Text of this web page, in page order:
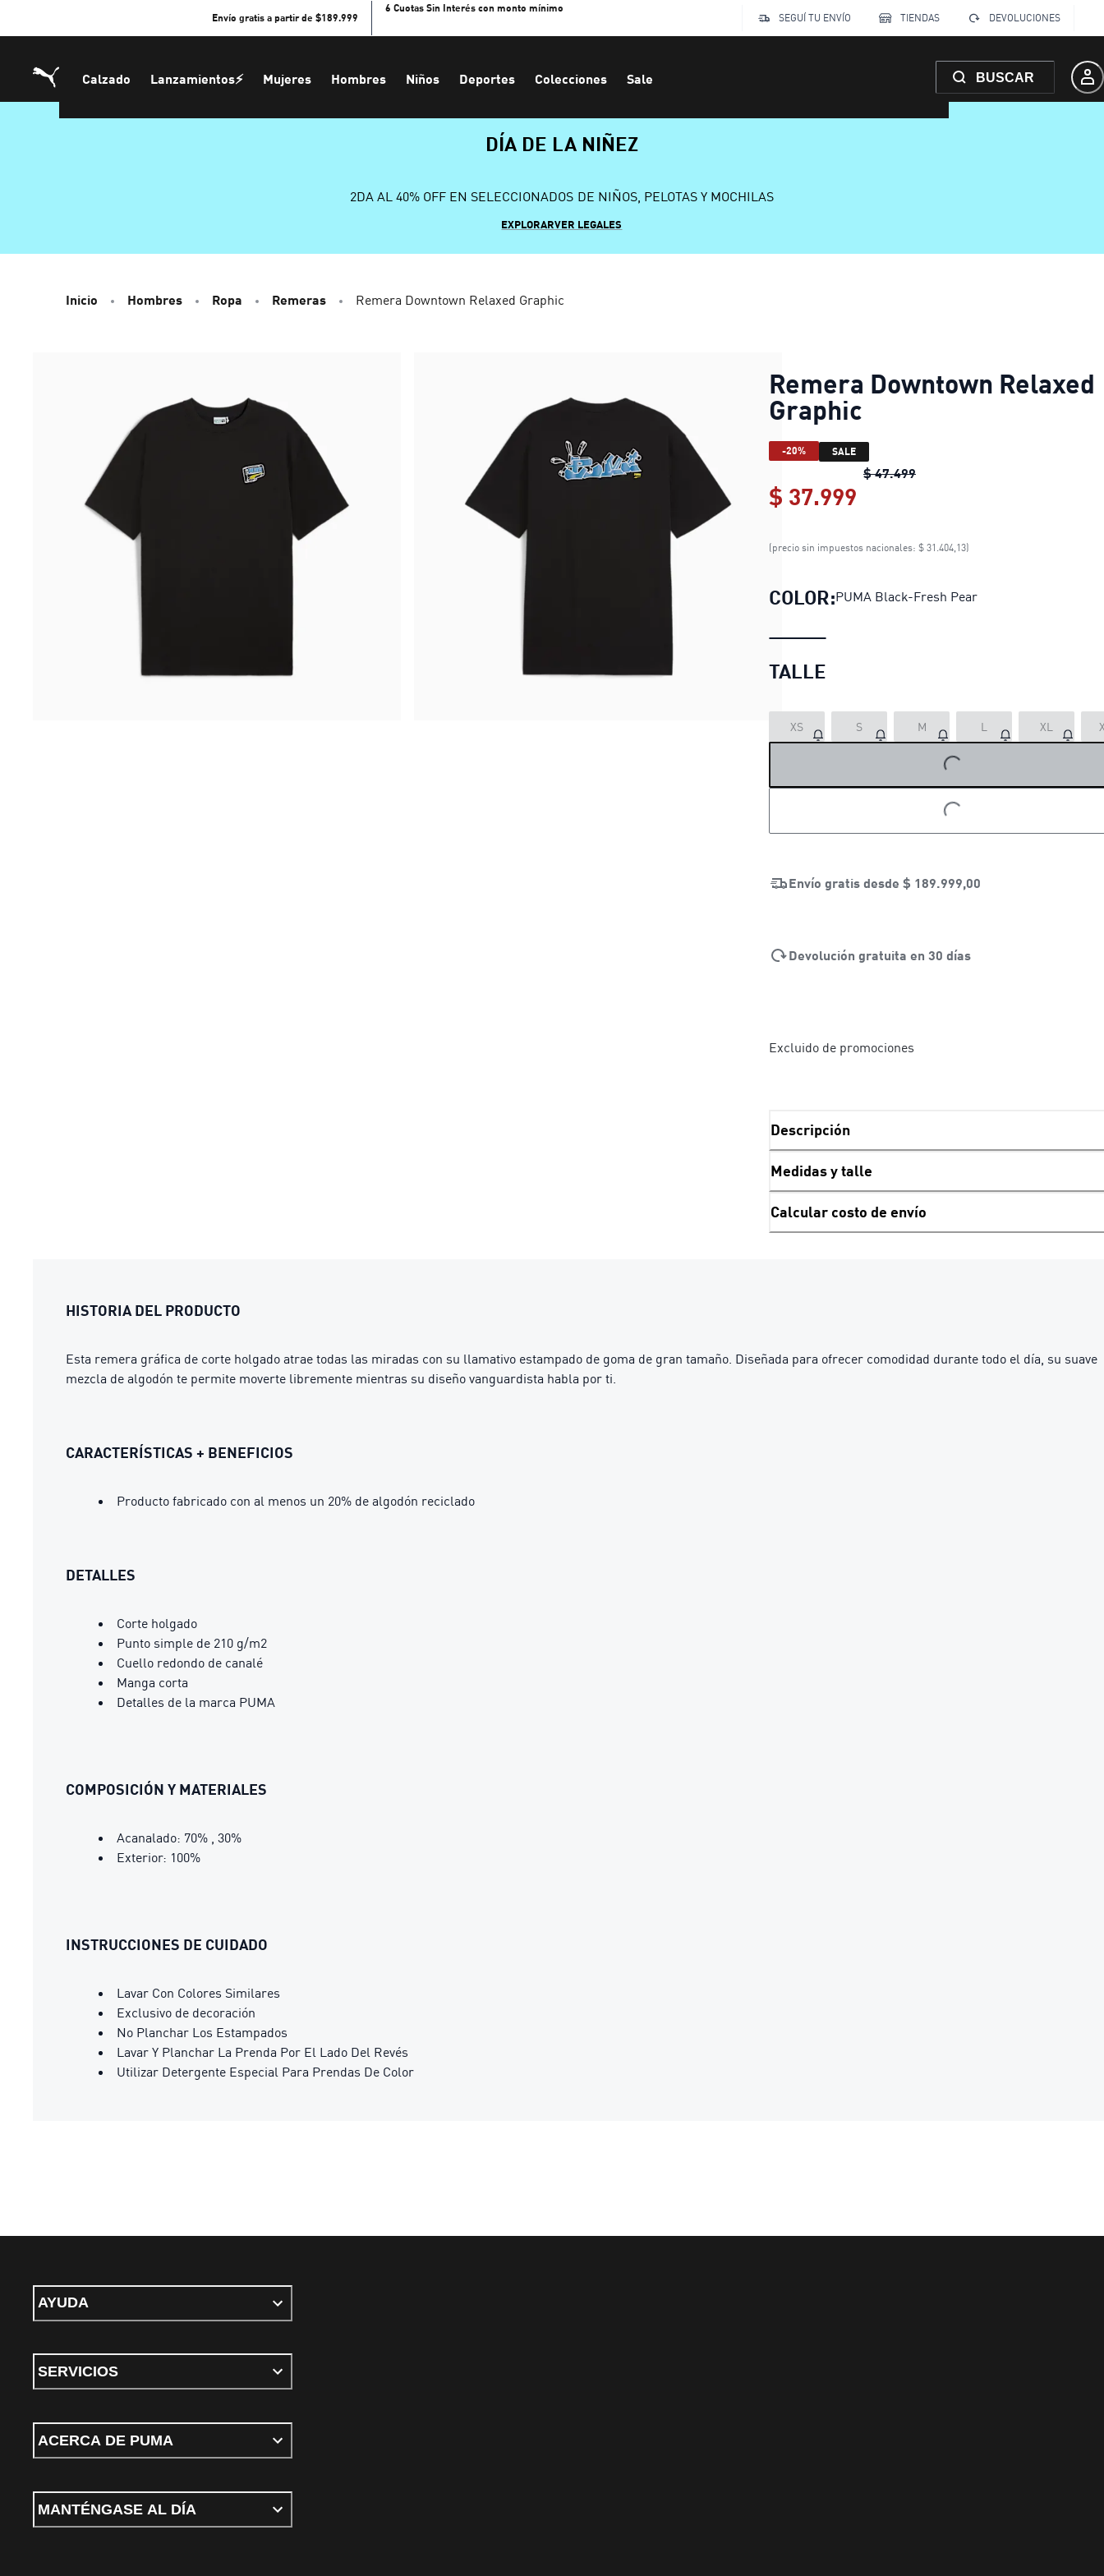
Envío gratis a partir de $189.999
6 Cuotas Sin Interés con monto mínimo
SEGUÍ TU ENVÍO
TIENDAS DEVOLUCIONES
Calzado Lanzamientos⚡ Mujeres Hombres Niños Deportes Colecciones Sale BUSCAR
DÍA DE LA NIÑEZ
2DA AL 40% OFF EN SELECCIONADOS DE NIÑOS, PELOTAS Y MOCHILAS
EXPLORARVER LEGALES
Inicio Hombres Ropa Remeras Remera Downtown Relaxed Graphic
Remera Downtown Relaxed
Graphic
-20% SALE
$ 47.499Remera Downtown Relaxed
$ 37.999
Remera Downtown
(precio sin impuestos nacionales: $ 31.404,13)
COLOR:PUMA Black-Fresh Pear
TALLE
XS S M L XL
LOADING...
LOADING...
Envío gratis desde $ 189.999,00
Devolución gratuita en 30 días
Excluido de promociones
Descripción
Medidas y talle
Calcular costo de envío
HISTORIA DEL PRODUCTO
Esta remera gráfica de corte holgado atrae todas las miradas con su llamativo estampado de goma de gran tamaño. Diseñada para ofrecer comodidad durante todo el día, su suave
mezcla de algodón te permite moverte libremente mientras su diseño vanguardista habla por ti.
CARACTERÍSTICAS + BENEFICIOS
Producto fabricado con al menos un 20% de algodón reciclado
DETALLES
Corte holgado
Punto simple de 210 g/m2
Cuello redondo de canalé
Manga corta
Detalles de la marca PUMA
COMPOSICIÓN Y MATERIALES
Acanalado: 70% , 30%
Exterior: 100%
INSTRUCCIONES DE CUIDADO
Lavar Con Colores Similares
Exclusivo de decoración
No Planchar Los Estampados
Lavar Y Planchar La Prenda Por El Lado Del Revés
Utilizar Detergente Especial Para Prendas De Color
AYUDA
SERVICIOS
ACERCA DE PUMA
MANTÉNGASE AL DÍA